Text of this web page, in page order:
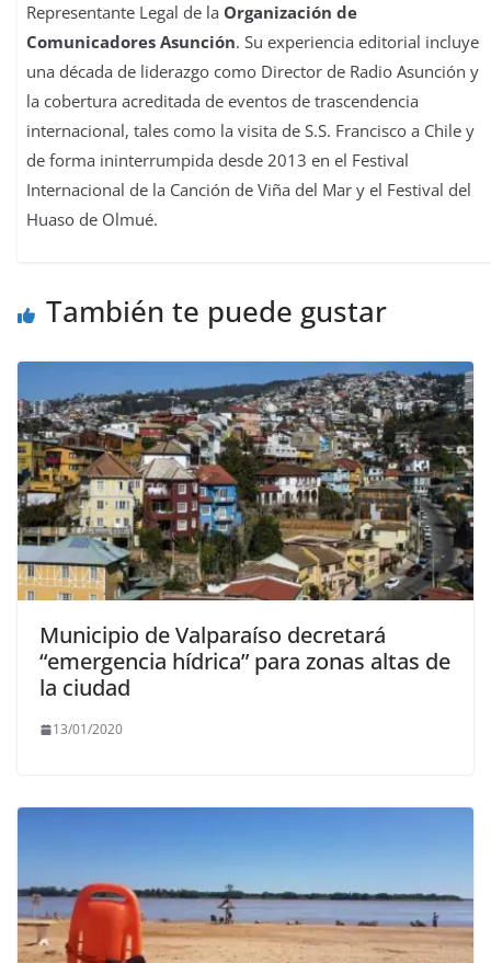
Representante Legal de la Organización de
Comunicadores Asunción. Su experiencia editorial incluye
una década de liderazgo como Director de Radio Asunción y
la cobertura acreditada de eventos de trascendencia
internacional, tales como la visita de S.S. Francisco a Chile y
de forma ininterrumpida desde 2013 en el Festival
Internacional de la Canción de Viña del Mar y el Festival del
Huaso de Olmué.
También te puede gustar
Municipio de Valparaíso decretará
“emergencia hídrica” para zonas altas de
la ciudad
13/01/2020